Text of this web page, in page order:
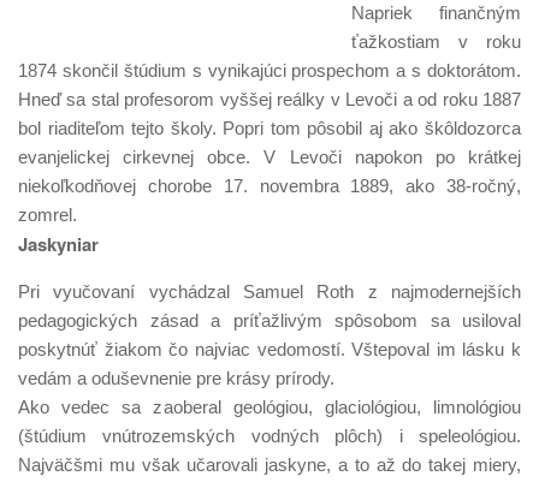
Napriek finančným
ťažkostiam v roku
1874 skončil štúdium s vynikajúci prospechom a s doktorátom.
Hneď sa stal profesorom vyššej reálky v Levoči a od roku 1887
bol riaditeľom tejto školy. Popri tom pôsobil aj ako škôldozorca
evanjelickej cirkevnej obce. V Levoči napokon po krátkej
niekoľkodňovej chorobe 17. novembra 1889, ako 38-ročný,
zomrel.
Jaskyniar
Pri vyučovaní vychádzal Samuel Roth z najmodernejších
pedagogických zásad a príťažlivým spôsobom sa usiloval
poskytnúť žiakom čo najviac vedomostí. Vštepoval im lásku k
vedám a oduševnenie pre krásy prírody.
Ako vedec sa zaoberal geológiou, glaciológiou, limnológiou
(štúdium vnútrozemských vodných plôch) i speleológiou.
Najväčšmi mu však učarovali jaskyne, a to až do takej miery,